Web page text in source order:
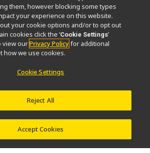
Well-being 显微镜事业100周年
them, however blocking some types
your experience on this website.
your cookie options and/or to opt out
cookies click the ‘Cookie Settings’
view ourPrivacy Policyfor additional
how we use cookies.
Cookie Settings
Reject All
Accept Cookies